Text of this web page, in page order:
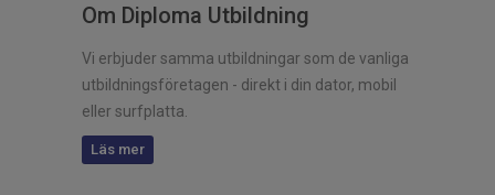
Om Diploma Utbildning
Vi erbjuder samma utbildningar som de vanliga
utbildningsföretagen - direkt i din dator, mobil
eller surfplatta.
Läs mer